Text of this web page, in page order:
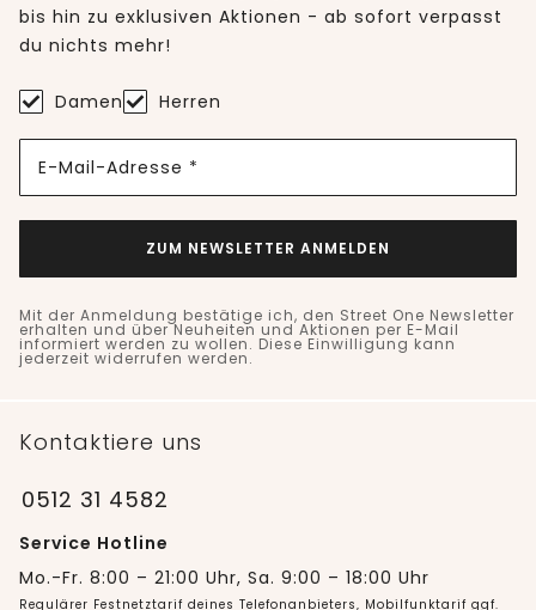
bis hin zu exklusiven Aktionen - ab sofort verpasst
du nichts mehr!
Damen Herren
E-Mail-Adresse *
ZUM NEWSLETTER ANMELDEN
Mit der Anmeldung bestätige ich, den Street One Newsletter
erhalten und über Neuheiten und Aktionen per E-Mail
informiert werden zu wollen. Diese Einwilligung kann
jederzeit widerrufen werden.
Kontaktiere uns
0512 31 4582
Service Hotline
Mo.-Fr. 8:00 – 21:00 Uhr, Sa. 9:00 – 18:00 Uhr
Regulärer Festnetztarif deines Telefonanbieters, Mobilfunktarif ggf.